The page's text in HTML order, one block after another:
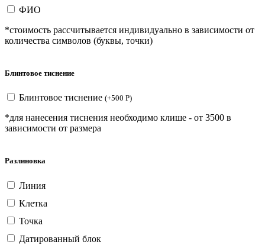
ФИО
*стоимость рассчитывается индивидуально в зависимости от
количества символов (буквы, точки)
Блинтовое тиснение
Блинтовое тиснение (+500 Р)
*для нанесения тиснения необходимо клише - от 3500 в
зависимости от размера
Разлиновка
Линия
Клетка
Точка
Датированный блок